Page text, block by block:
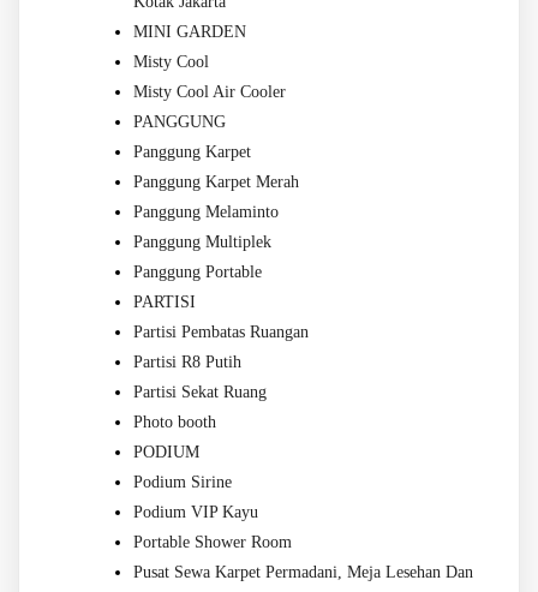
MINI GARDEN
Misty Cool
Misty Cool Air Cooler
PANGGUNG
Panggung Karpet
Panggung Karpet Merah
Panggung Melaminto
Panggung Multiplek
Panggung Portable
PARTISI
Partisi Pembatas Ruangan
Partisi R8 Putih
Partisi Sekat Ruang
Photo booth
PODIUM
Podium Sirine
Podium VIP Kayu
Portable Shower Room
Pusat Sewa Karpet Permadani, Meja Lesehan Dan